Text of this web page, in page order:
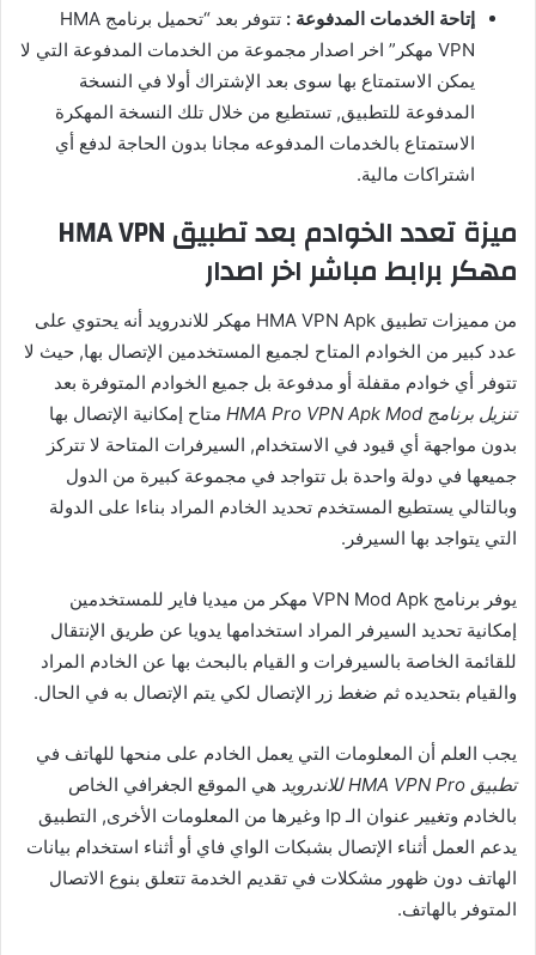
إتاحة الخدمات المدفوعة :
تتوفر بعد “تحميل برنامج HMA
VPN مهكر” اخر اصدار مجموعة من الخدمات المدفوعة التي لا
يمكن الاستمتاع بها سوى بعد الإشتراك أولا في النسخة
المدفوعة للتطبيق, تستطيع من خلال تلك النسخة المهكرة
الاستمتاع بالخدمات المدفوعه مجانا بدون الحاجة لدفع أي
اشتراكات مالية.
ميزة تعدد الخوادم بعد تطبيق HMA VPN
مهكر برابط مباشر اخر اصدار
من مميزات تطبيق HMA VPN Apk مهكر للاندرويد أنه يحتوي على
عدد كبير من الخوادم المتاح لجميع المستخدمين الإتصال بها, حيث لا
تتوفر أي خوادم مقفلة أو مدفوعة بل جميع الخوادم المتوفرة بعد
تنزيل برنامج HMA Pro VPN Apk Mod
متاح إمكانية الإتصال بها
بدون مواجهة أي قيود في الاستخدام, السيرفرات المتاحة لا تتركز
جميعها في دولة واحدة بل تتواجد في مجموعة كبيرة من الدول
وبالتالي يستطيع المستخدم تحديد الخادم المراد بناءا على الدولة
التي يتواجد بها السيرفر.
يوفر برنامج VPN Mod Apk مهكر من ميديا فاير للمستخدمين
إمكانية تحديد السيرفر المراد استخدامها يدويا عن طريق الإنتقال
للقائمة الخاصة بالسيرفرات و القيام بالبحث بها عن الخادم المراد
والقيام بتحديده ثم ضغط زر الإتصال لكي يتم الإتصال به في الحال.
يجب العلم أن المعلومات التي يعمل الخادم على منحها للهاتف في
تطبيق HMA VPN Pro للاندرويد
هي الموقع الجغرافي الخاص
بالخادم وتغيير عنوان الـ Ip وغيرها من المعلومات الأخرى, التطبيق
يدعم العمل أثناء الإتصال بشبكات الواي فاي أو أثناء استخدام بيانات
الهاتف دون ظهور مشكلات في تقديم الخدمة تتعلق بنوع الاتصال
المتوفر بالهاتف.